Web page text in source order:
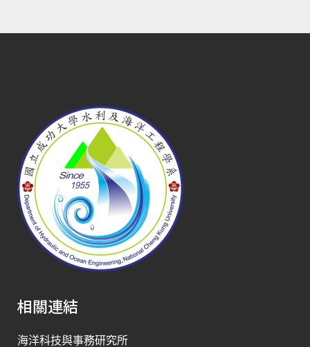
相關連結
海洋科技與事務研究所